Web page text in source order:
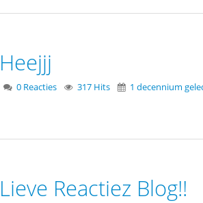
Heejjj
0 Reacties 317 Hits 1 decennium
Lieve Reactiez Blog!!